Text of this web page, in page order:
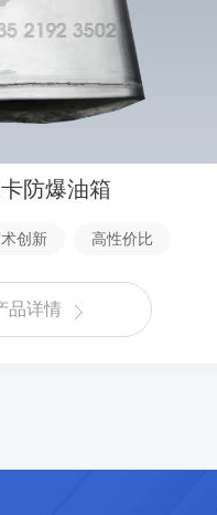
防爆油箱
创新 高性价比
品详情